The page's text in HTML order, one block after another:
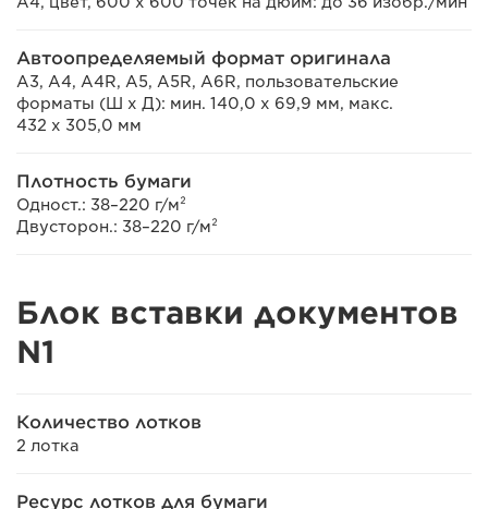
Автоопределяемый формат оригинала
A3, A4, A4R, A5, A5R, A6R, пользовательские
форматы (Ш x Д): мин. 140,0 x 69,9 мм, макс.
432 x 305,0 мм
Плотность бумаги
Одност.: 38–220 г/м²
Двусторон.: 38–220 г/м²
Блок вставки документов
N1
Количество лотков
2 лотка
Ресурс лотков для бумаги